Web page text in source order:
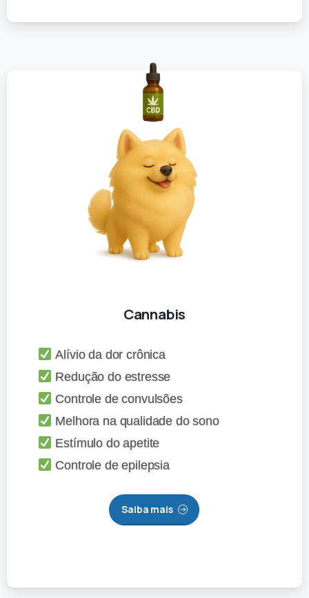
Cannabis
Alívio da dor crônica
Redução do estresse
Controle de convulsões
Melhora na qualidade do sono
Estímulo do apetite
Controle de epilepsia
Saiba mais